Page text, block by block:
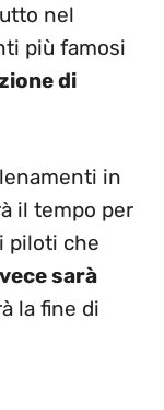
nel
più famosi
di
in
il tempo per
piloti che
sarà
la fine di